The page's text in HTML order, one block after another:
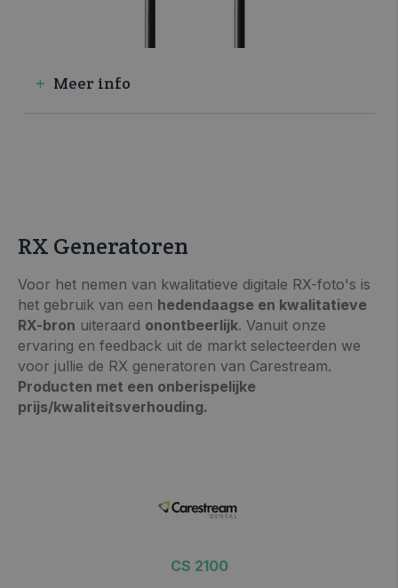
Meer info
>> VRAAG INFO / OFFERTE
RX Generatoren
Voor het nemen van kwalitatieve digitale RX-foto's is
het gebruik van een hedendaagse en kwalitatieve
RX-bron uiteraard onontbeerlijk. Vanuit onze
ervaring en feedback uit de markt selecteerden we
voor jullie de RX generatoren van Carestream.
Producten met een onberispelijke
prijs/kwaliteitsverhouding.
CS 2100